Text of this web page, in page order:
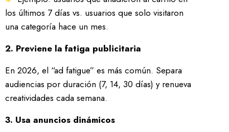
los últimos 7 días vs. usuarios que solo visitaron
una categoría hace un mes.
2. Previene la fatiga publicitaria
En 2026, el “ad fatigue” es más común. Separa
audiencias por duración (7, 14, 30 días) y renueva
creatividades cada semana.
3. Usa anuncios dinámicos